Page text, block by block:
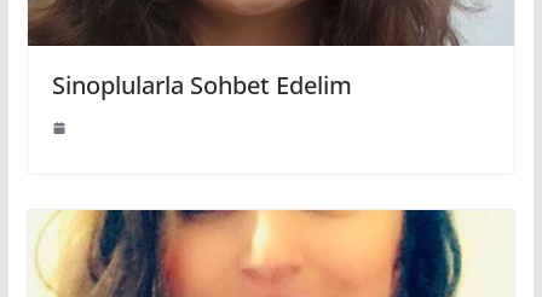
Sinoplularla Sohbet Edelim